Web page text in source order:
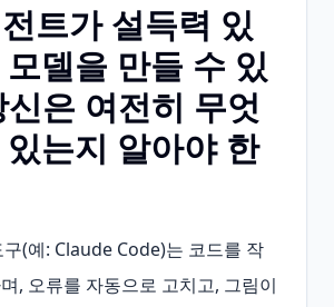
트가 설득력 있
델을 만들 수 있
은 여전히 무엇
는지 알아야 한
(예: Claude Code)는 코드를 작
, 오류를 자동으로 고치고, 그림이